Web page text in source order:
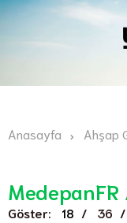
Anasayfa Ahşap
Göster: 18 / 36 /